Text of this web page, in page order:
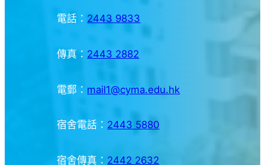
電話： 2443 9833
傳真： 2443 2882
電郵： mail1@cyma.edu.hk
宿舍電話： 2443 5880
宿舍傳真： 2442 2632